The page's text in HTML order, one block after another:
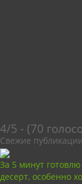
4/5 - (70
Свежие
За 5 минут
десерт, особенно